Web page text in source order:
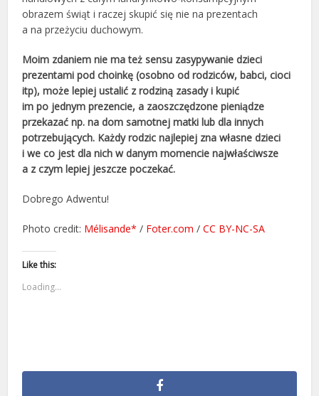
obrazem świąt i raczej skupić się nie na prezentach
a na przeżyciu duchowym.
Moim zdaniem nie ma też sensu zasypywanie dzieci
prezentami pod choinkę (osobno od rodziców, babci, cioci
itp), może lepiej ustalić z rodziną zasady i kupić
im po jednym prezencie, a zaoszczędzone pieniądze
przekazać np. na dom samotnej matki lub dla innych
potrzebujących. Każdy rodzic najlepiej zna własne dzieci
i we co jest dla nich w danym momencie najwłaściwsze
a z czym lepiej jeszcze poczekać.
Dobrego Adwentu!
Photo credit: Mélisande* / Foter.com /CC BY-NC-SA
Like this:
Loading...